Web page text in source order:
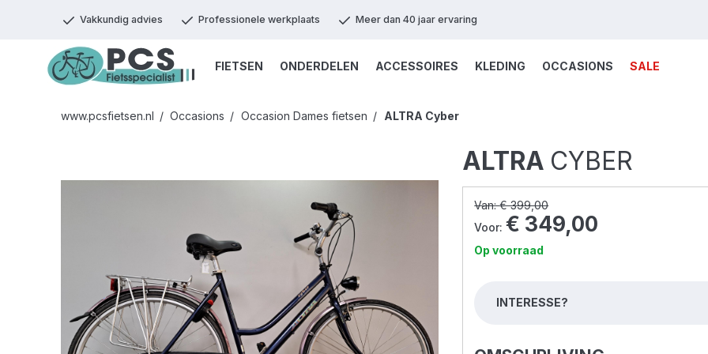
Vakkundig advies Professionele werkplaats Meer dan 40 jaar ervaring
FIETSEN ONDERDELEN ACCESSOIRES KLEDING OCCASIONS SALE
www.pcsfietsen.nl Occasions Occasion Dames fietsen ALTRA Cyber
ALTRA CYBER
Van:€ 399,00
Voor: € 349,00
Op voorraad
INTERESSE?